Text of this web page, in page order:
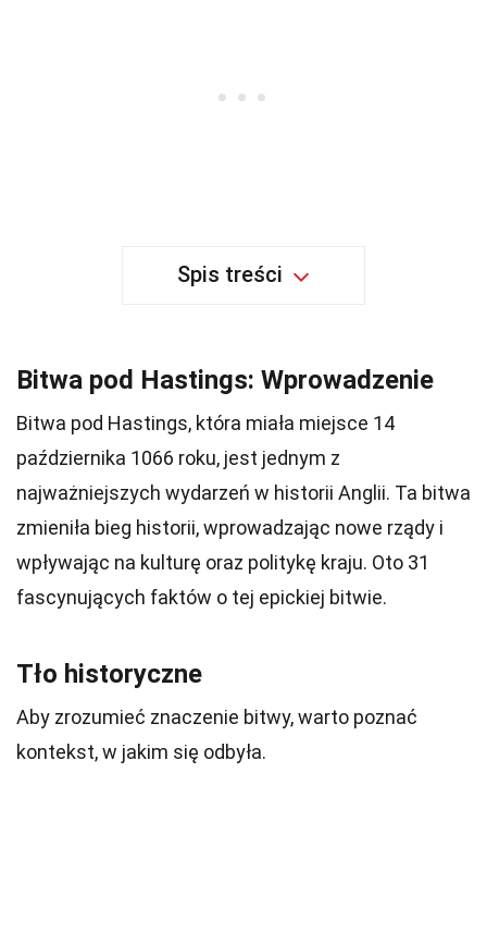
Spis treści
Bitwa pod Hastings: Wprowadzenie
Bitwa pod Hastings, która miała miejsce 14
października 1066 roku, jest jednym z
najważniejszych wydarzeń w historii Anglii. Ta bitwa
zmieniła bieg historii, wprowadzając nowe rządy i
wpływając na kulturę oraz politykę kraju. Oto 31
fascynujących faktów o tej epickiej bitwie.
Tło historyczne
Aby zrozumieć znaczenie bitwy, warto poznać
kontekst, w jakim się odbyła.